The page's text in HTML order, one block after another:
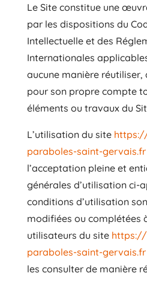
Le Site constitue une
par les dispositions du
Intellectuelle et des
Internationales
aucune manière réutiliser,
pour son propre compte
éléments ou travaux du
L’utilisation du site
paraboles-saint-gervais.fr
l’acceptation pleine et
générales d’utilisation ci-
conditions d’utilisation
modifiées ou complétées
utilisateurs du site https://
paraboles-saint-gervais.fr
les consulter de manière